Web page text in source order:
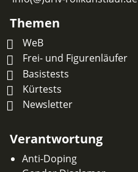
Themen
WeB
Frei- und Figurenläufer
Basistests
Kürtests
Newsletter
Verantwortung
Anti-Doping